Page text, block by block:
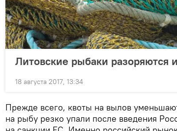
Литовские рыбаки разоряются
18 августа 2017, 13:34
Прежде всего, квоты на вылов
на рыбу резко упали после введения